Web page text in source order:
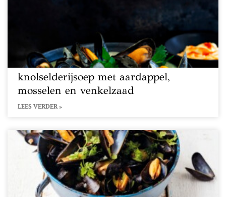
knolselderijsoep met aardappel,
mosselen en venkelzaad
LEES VERDER »